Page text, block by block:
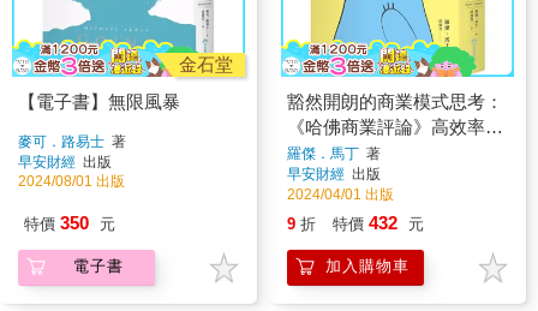
金石堂
【電子書】無限風暴
麥可．路易士 著
早安財經 出版
2024/08/01 出版
特價 350 元
電子書
豁然開朗的商業模式思考：
《哈佛商業評論》高效率團
隊14堂醒腦課
羅傑．馬丁 著
早安財經 出版
2024/04/01 出版
9 折 特價 432 元
加入購物車